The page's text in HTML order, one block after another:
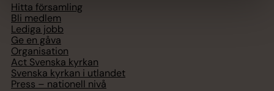
Hitta församling
Bli medlem
Lediga jobb
Ge en gåva
Organisation
Act Svenska kyrkan
Svenska kyrkan i utlandet
Press – nationell nivå